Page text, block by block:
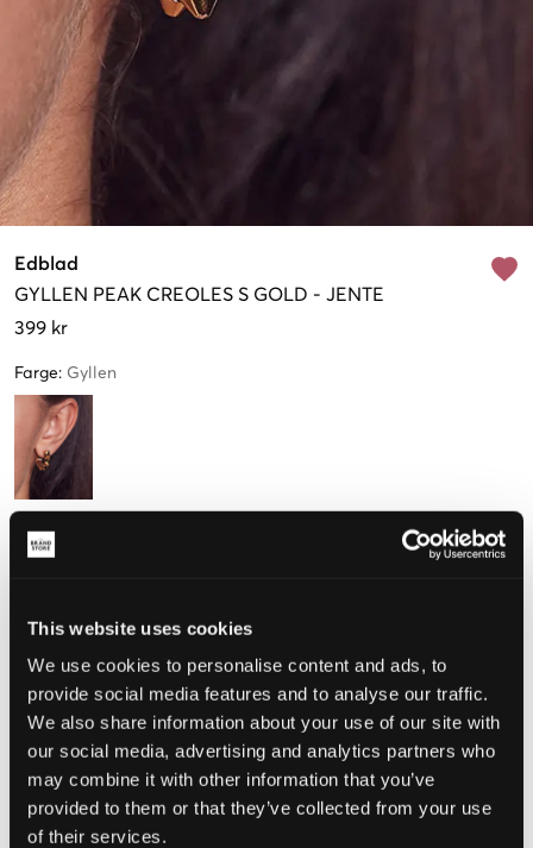
This website uses cookies
We use cookies to personalise content and ads, to
provide social media features and to analyse our traffic.
We also share information about your use of our site with
our social media, advertising and analytics partners who
may combine it with other information that you’ve
provided to them or that they’ve collected from your use
of their services.
Edblad
GYLLEN PEAK CREOLES S GOLD - JENTE
399 kr
Farge: Gyllen
Størrelse
Opplevd størrelse
Liten Riktig Stor
VELG EN STØRRELSE